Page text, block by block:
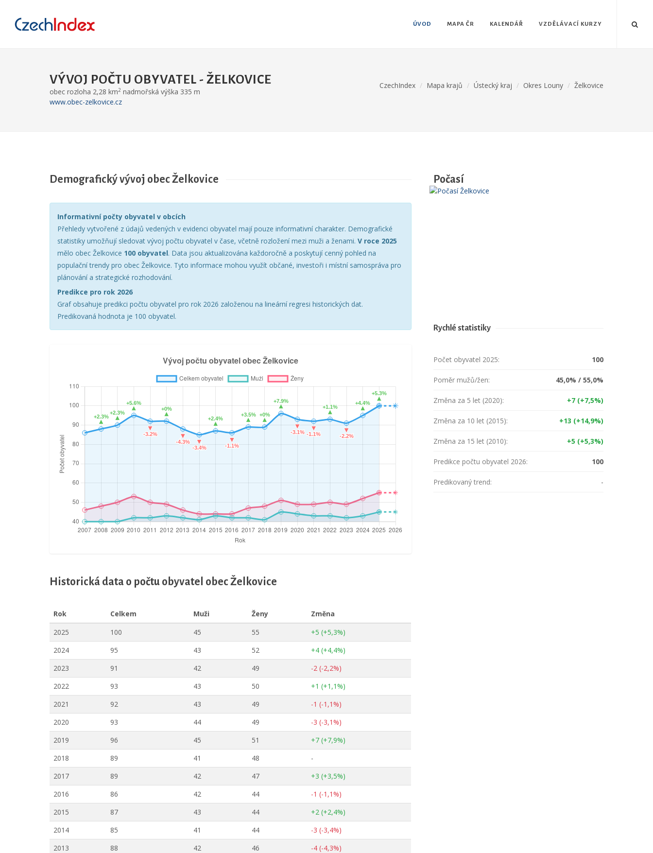
ÚVOD MAPA ČR KALENDÁŘ VZDĚLÁVACÍ KURZY
VÝVOJ POČTU OBYVATEL - ŽELKOVICE
obec rozloha 2,28 km2 nadmořská výška 335 m
www.obec-zelkovice.cz
CzechIndex Mapa krajů Ústecký kraj Okres Louny Želkovice
Demografický vývoj obec Želkovice
Informativní počty obyvatel v obcích
Přehledy vytvořené z údajů vedených v evidenci obyvatel mají pouze informativní charakter. Demografické
statistiky umožňují sledovat vývoj počtu obyvatel v čase, včetně rozložení mezi muži a ženami. V roce 2025
mělo obec Želkovice 100 obyvatel. Data jsou aktualizována každoročně a poskytují cenný pohled na
populační trendy pro obec Želkovice. Tyto informace mohou využít občané, investoři i místní samospráva pro
plánování a strategické rozhodování.
Predikce pro rok 2026
Graf obsahuje predikci počtu obyvatel pro rok 2026 založenou na lineární regresi historických dat.
Predikovaná hodnota je 100 obyvatel.
Historická data o počtu obyvatel obec Želkovice
Rok Celkem Muži Ženy
Změna
2025
100 45 55
+5 (+5,3%)
2024
95 43 52
+4 (+4,4%)
2023
91 42 49
-2 (-2,2%)
2022
93 43 50
+1 (+1,1%)
2021
92 43 49
-1 (-1,1%)
2020
93 44 49
-3 (-3,1%)
2019
96 45 51
+7 (+7,9%)
2018
89 41 48
-
2017
89 42 47
+3 (+3,5%)
2016
86 42 44
-1 (-1,1%)
2015
87 43 44
+2 (+2,4%)
2014
85 41 44
-3 (-3,4%)
2013
88 42 46
-4 (-4,3%)
Počasí
Rychlé statistiky
Počet obyvatel 2025: 100
Poměr mužů/žen: 45,0% / 55,0%
Změna za 5 let (2020): +7 (+7,5%)
Změna za 10 let (2015): +13 (+14,9%)
Změna za 15 let (2010): +5 (+5,3%)
Predikce počtu obyvatel 2026: 100
Predikovaný trend: -